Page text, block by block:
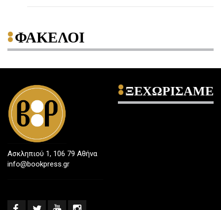
ΦΑΚΕΛΟΙ
Ασκληπιού 1, 106 79 Αθήνα
info@bookpress.gr
ΞΕΧΩΡΙΣΑΜΕ